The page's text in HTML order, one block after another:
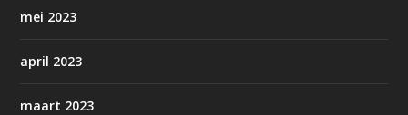
mei 2023
april 2023
maart 2023